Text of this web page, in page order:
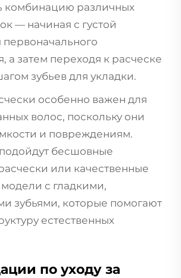
комбинацию различных
— начиная с густой
первоначального
а затем переходя к расческе
зубьев для укладки.
особенно важен для
волос, поскольку они
и повреждениям.
бесшовные
или качественные
с гладкими,
зубьями, которые помогают
естественных
по уходу за